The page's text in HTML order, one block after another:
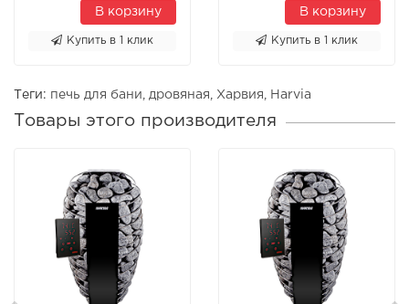
В корзину
Купить в 1 клик
В корзину
Купить в 1 клик
Теги: печь для бани дровяная Харвия Harvia
Товары этого производителя